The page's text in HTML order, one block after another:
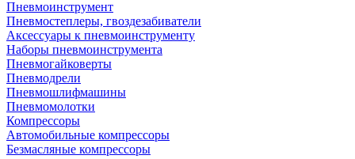
Пневмоинструмент
Пневмостеплеры, гвоздезабиватели
Аксессуары к пневмоинструменту
Наборы пневмоинструмента
Пневмогайковерты
Пневмодрели
Пневмошлифмашины
Пневмомолотки
Компрессоры
Автомобильные компрессоры
Безмасляные компрессоры